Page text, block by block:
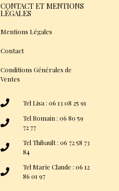
CONTACT ET MENTIONS
LÉGALES
Mentions Légales
Contact
Conditions Générales de
Ventes
Tel Lisa : 06 13 08 25 91
Tel Romain : 06 80 59
72 77
Tel Thibault : 06 72 58 73
84
Tel Marie Claude : 06 12
86 01 97